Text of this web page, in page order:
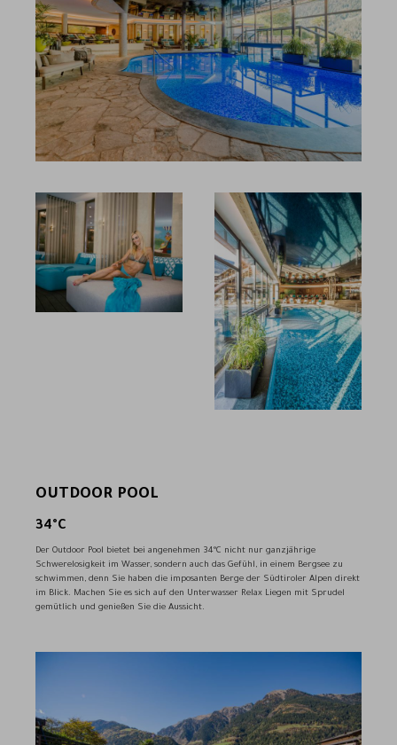
OUTDOOR POOL
34°C
Der Outdoor Pool bietet bei angenehmen 34°C nicht nur ganzjährige
Schwerelosigkeit im Wasser, sondern auch das Gefühl, in einem Bergsee zu
schwimmen, denn Sie haben die imposanten Berge der Südtiroler Alpen direkt
im Blick. Machen Sie es sich auf den Unterwasser Relax Liegen mit Sprudel
gemütlich und genießen Sie die Aussicht.